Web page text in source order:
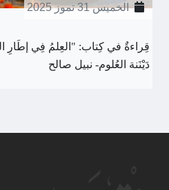
الخميس 31 تموز 2025
قِراءةٌ في كِتاب: "العِلمُ فِي إطَارِ
دَيْنَنة العُلوم- نبيل صالح